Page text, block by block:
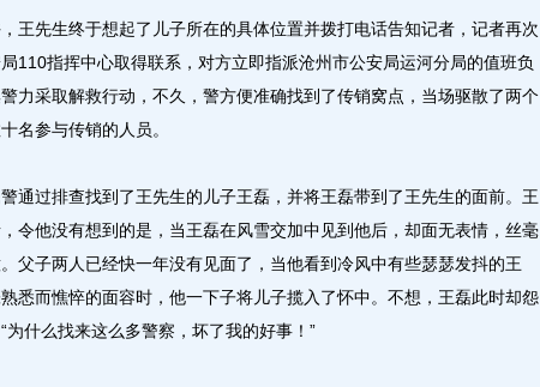
先生终于想起了儿子所在的具体位置并拨打电话告知记者，记者再次
110指挥中心取得联系，对方立即指派沧州市公安局运河分局的值班负
力采取解救行动，不久，警方便准确找到了传销窝点，当场驱散了两个
名参与传销的人员。
过排查找到了王先生的儿子王磊，并将王磊带到了王先生的面前。王
令他没有想到的是，当王磊在风雪交加中见到他后，却面无表情，丝毫
父子两人已经快一年没有见面了，当他看到冷风中有些瑟瑟发抖的王
悉而憔悴的面容时，他一下子将儿子揽入了怀中。不想，王磊此时却怨
为什么找来这么多警察，坏了我的好事！”